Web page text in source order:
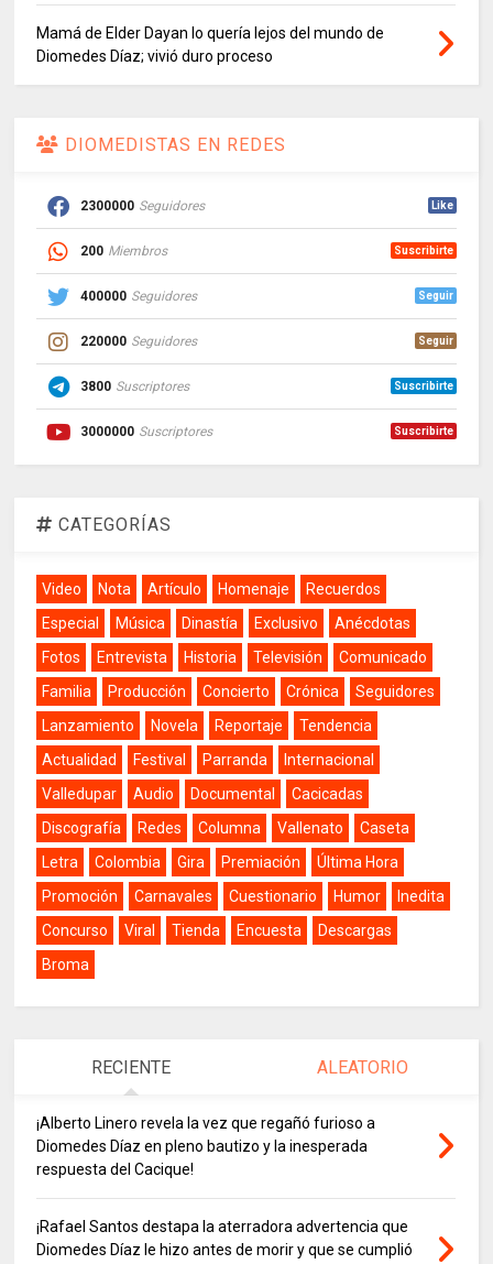
Mamá de Elder Dayan lo quería lejos del mundo de
Diomedes Díaz; vivió duro proceso
DIOMEDISTAS EN REDES
2300000 Seguidores Like
200 Miembros Suscribirte
400000 Seguidores Seguir
220000 Seguidores Seguir
3800 Suscriptores Suscribirte
3000000 Suscriptores Suscribirte
CATEGORÍAS
Video Nota Artículo Homenaje
Recuerdos
Especial
Música Dinastía Exclusivo
Anécdotas
Fotos
Entrevista Historia Televisión
Comunicado
Familia
Producción Concierto Crónica
Seguidores
Lanzamiento
Novela Reportaje
Tendencia
Actualidad
Festival Parranda
Internacional
Valledupar
Audio Documental
Cacicadas
Discografía
Redes Columna Vallenato
Caseta
Letra
Colombia Gira Premiación
Última Hora
Promoción
Carnavales Cuestionario Humor
Inedita
Concurso
Viral Tienda Encuesta
Descargas
Broma
RECIENTE ALEATORIO
¡Alberto Linero revela la vez que regañó furioso a
Diomedes Díaz en pleno bautizo y la inesperada
respuesta del Cacique!
¡Rafael Santos destapa la aterradora advertencia que
Diomedes Díaz le hizo antes de morir y que se cumplió